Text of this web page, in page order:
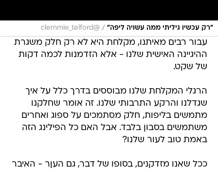
"רק עכשיו גיליתי ממה עשויה ליפה" /
@clemmie_telford
עבור רבים מאיתנו, מקלחת היא לא רק חלק משגרת
ההיגיינה האישית שלנו - אלא הזדמנות לכמה דקות
של שקט.
הרגלי המקלחת שלנו מבוססים בדרך כלל על איך
שגדלנו והרקע התרבותי שלנו. זה אומר שחלקנו
מתמשים בליפות, חלק מסתמכים על ספוג ואחרים
משתמשים בסבון בלבד. אבל האם כל הפילינג הזה
באמת טוב לעור שלנו?
ככל שאנו מזדקנים, בסופו של דבר, גם העןר - האיבר